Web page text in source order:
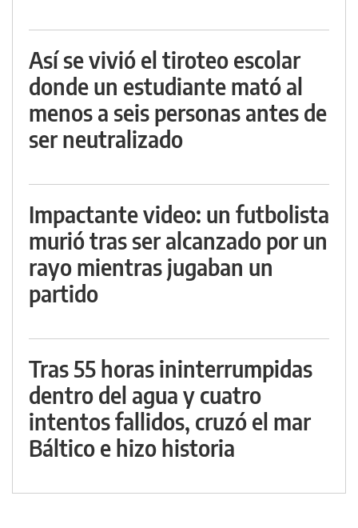
Así se vivió el tiroteo escolar
donde un estudiante mató al
menos a seis personas antes de
ser neutralizado
Impactante video: un futbolista
murió tras ser alcanzado por un
rayo mientras jugaban un
partido
Tras 55 horas ininterrumpidas
dentro del agua y cuatro
intentos fallidos, cruzó el mar
Báltico e hizo historia